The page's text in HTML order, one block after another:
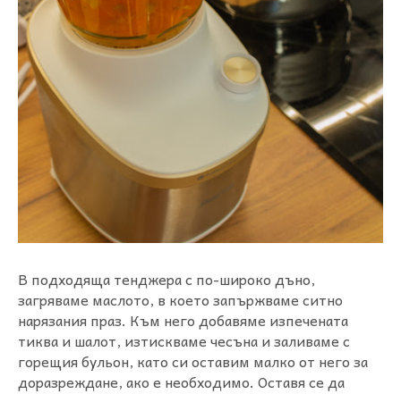
В подходяща тенджера с по-широко дъно,
загряваме маслото, в което запържваме ситно
нарязания праз. Към него добавяме изпечената
тиква и шалот, изтискваме чесъна и заливаме с
горещия бульон, като си оставим малко от него за
доразреждане, ако е необходимо. Оставя се да